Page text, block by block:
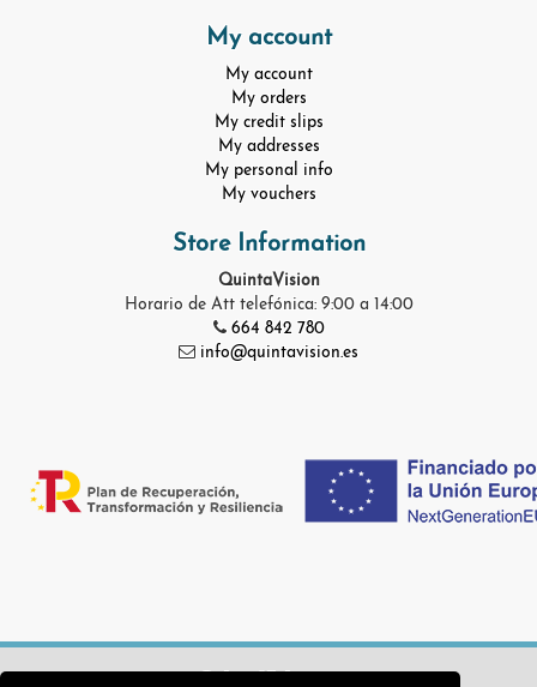
My account
My account
My orders
My credit slips
My addresses
My personal info
My vouchers
Store Information
QuintaVision
Horario de Att telefónica: 9:00 a 14:00
664 842 780
info@quintavision.es
© Quinta Vision 2025